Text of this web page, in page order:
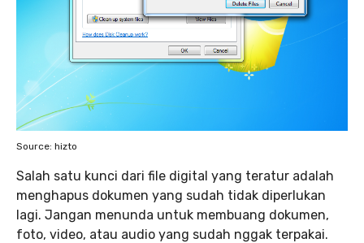
Source: hizto
Salah satu kunci dari file digital yang teratur adalah
menghapus dokumen yang sudah tidak diperlukan
lagi. Jangan menunda untuk membuang dokumen,
foto, video, atau audio yang sudah nggak terpakai.